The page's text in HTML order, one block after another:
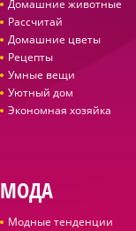
Домашние животные
Рассчитай
Домашние цветы
Рецепты
Умные вещи
Уютный дом
Экономная хозяйка
МОДА
Модные тенденции